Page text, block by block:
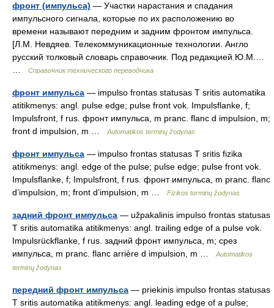
фронт (импульса) — Участки нарастания и спадания
импульсного сигнала, которые по их расположению во
времени называют передним и задним фронтом импульса.
[Л.М. Невдяев. Телекоммуникационные технологии. Англо
русский толковый словарь справочник. Под редакцией Ю.М.…
Справочник технического переводчика
фронт импульса — impulso frontas statusas T sritis automatika
atitikmenys: angl. pulse edge; pulse front vok. Impulsflanke, f;
Impulsfront, f rus. фронт импульса, m pranc. flanc d impulsion, m;
front d impulsion, m …
Automatikos terminų žodynas
фронт импульса — impulso frontas statusas T sritis fizika
atitikmenys: angl. edge of the pulse; pulse edge; pulse front vok.
Impulsflanke, f; Impulsfront, f rus. фронт импульса, m pranc. flanc
d’impulsion, m; front d’impulsion, m …
Fizikos terminų žodynas
задний фронт импульса — užpakalinis impulso frontas statusas
T sritis automatika atitikmenys: angl. trailing edge of a pulse vok.
Impulsrückflanke, f rus. задний фронт импульса, m; срез
импульса, m pranc. flanc arrière d impulsion, m …
Automatikos
terminų žodynas
передний фронт импульса — priekinis impulso frontas statusas
T sritis automatika atitikmenys: angl. leading edge of a pulse;